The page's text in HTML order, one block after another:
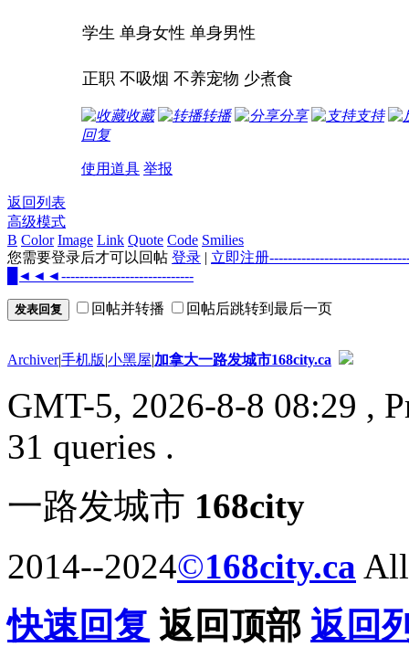
学生 单身女性 单身男性
正职 不吸烟 不养宠物 少煮食
收藏 转播 分享
支持
回复
使用道具 举报
返回列表
高级模式
B Color Image Link Quote Code Smilies
您需要登录后才可以回帖 登录 | 立即注册
█◄◄◄-----------------------------
发表回复 回帖并转播 回帖后跳转到最后一页
Archiver|手机版|小黑屋|加拿大一路发城市168city.ca
GMT-5, 2026-8-8 08:29 ,
31 queries .
一路发城市 168city
2014--2024©168city.ca All
快速回复 返回顶部 返回